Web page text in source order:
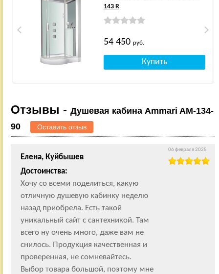
143 R
54 450 руб.
Отзывы - Душевая кабина Ammari AM-134-
90
Оставить отзыв
Елена, Куйбышев
Достоинства:
Хочу со всеми поделиться, какую
отличную душевую кабинку неделю
назад приобрела. Есть такой
уникальный сайт с сантехникой. Там
всего ну очень много, даже вам не
снилось. Продукция качественная и
проверенная, не сомневайтесь.
Выбор товара большой, поэтому мне
06 февраля 2025